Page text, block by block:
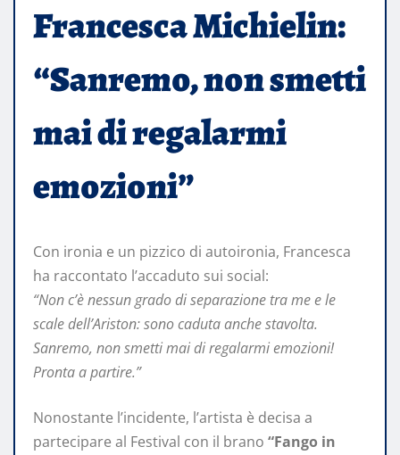
Francesca Michielin:
“Sanremo, non smetti
mai di regalarmi
emozioni”
Con ironia e un pizzico di autoironia, Francesca
ha raccontato l’accaduto sui social:
“Non c’è nessun grado di separazione tra me e le
scale dell’Ariston: sono caduta anche stavolta.
Sanremo, non smetti mai di regalarmi emozioni!
Pronta a partire.”
Nonostante l’incidente, l’artista è decisa a
partecipare al Festival con il brano “Fango in